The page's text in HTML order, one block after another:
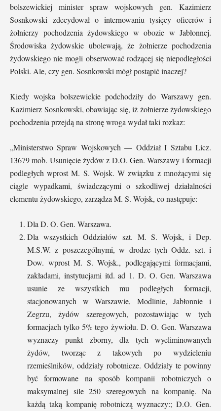
bolszewickiej minister spraw wojskowych gen. Kazimierz
Sosnkowski zdecydował o internowaniu tysięcy oficerów i
żołnierzy pochodzenia żydowskiego w obozie w Jabłonnej.
Środowiska żydowskie ubolewają, że żołnierze pochodzenia
żydowskiego nie mogli obserwować rodzącej się niepodległości
Polski. Ale, czy gen. Sosnkowski mógł postąpić inaczej?
Kiedy wojska bolszewickie podchodziły do Warszawy gen.
Kazimierz Sosnkowski, obawiając się, iż żołnierze żydowskiego
pochodzenia przejdą na stronę wroga wydał taki rozkaz:
„Ministerstwo Spraw Wojskowych — Oddział I Sztabu Licz.
13679 mob. Usunięcie żydów z D.O. Gen. Warszawy i formacji
podległych wprost M. S. Wojsk. W związku z mnożącymi się
ciągle wypadkami, świadczącymi o szkodliwej działalności
elementu żydowskiego, zarządza M. S. Wojsk, co następuje:
Dla D. O. Gen. Warszawa.
Dla wszystkich Oddziałów szt. M. S. Wojsk, i Dep.
M.S.W. z poszczególnymi, w drodze tych Oddz. szt. i
Dow. wprost M. S. Wojsk., podlegającymi formacjami,
zakładami, instytucjami itd. ad 1. D. O. Gen. Warszawa
usunie ze wszystkich mu podległych formacji,
stacjonowanych w Warszawie, Modlinie, Jabłonnie i
Zegrzu, żydów szeregowych, pozostawiając w tych
formacjach tylko 5% tego żywiołu. D. O. Gen. Warszawa
wyznaczy punkt zborny, dla tych wyeliminowanych
żydów, tworząc z takowych po wydzieleniu
rzemieślników, oddziały robotnicze. Oddziały te powinny
być formowane na sposób kompanii robotniczych o
maksymalnej sile 250 szeregowych na kompanię. Na
każdą taką kompanię robotniczą wyznaczy:; D.O. Gen.